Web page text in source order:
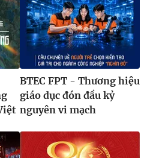
BTEC FPT - Thương hiệu
giáo dục đón đầu kỷ
nguyên vi mạch